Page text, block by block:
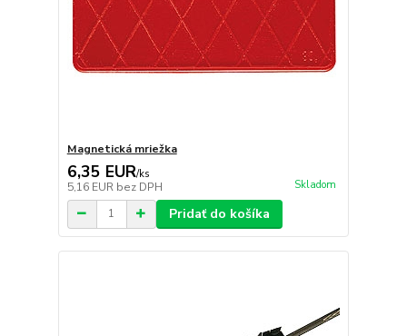
Magnetická mriežka
6,35 EUR/ks
5,16 EUR bez DPH Skladom
Pridať do košíka